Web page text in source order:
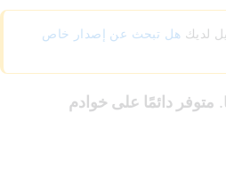
لديك هل تبحث عن إصدار خاص
متوفر دائمًا على خوادم